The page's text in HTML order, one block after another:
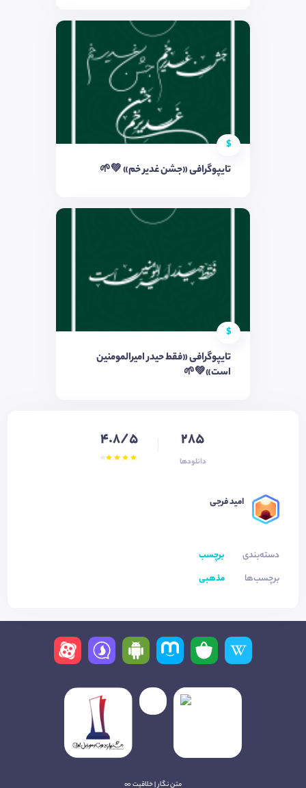
$
تایپوگرافی «جشن غدیر خم» 💚🌱
$
تایپوگرافی «فقط حیدر امیرالمومنین
است»💚🌱
285
دانلودها
4.8/5
امید فرجی
دسته‌بندی
برچسب
برچسب‌ها
مذهبی
متن نگار | خلاقیت ∞